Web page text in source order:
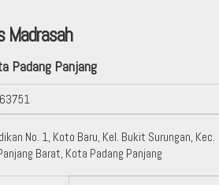
Madrasah
Padang Panjang
No. 1, Koto Baru, Kel. Bukit Surungan, Kec.
Barat, Kota Padang Panjang